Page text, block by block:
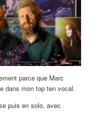
parce que Marc
dans mon top ten vocal.
puis en solo, avec